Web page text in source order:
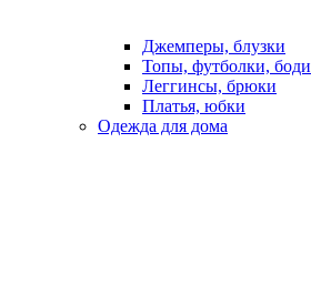
Джемперы, блузки
Топы, футболки, боди
Леггинсы, брюки
Платья, юбки
Одежда для дома